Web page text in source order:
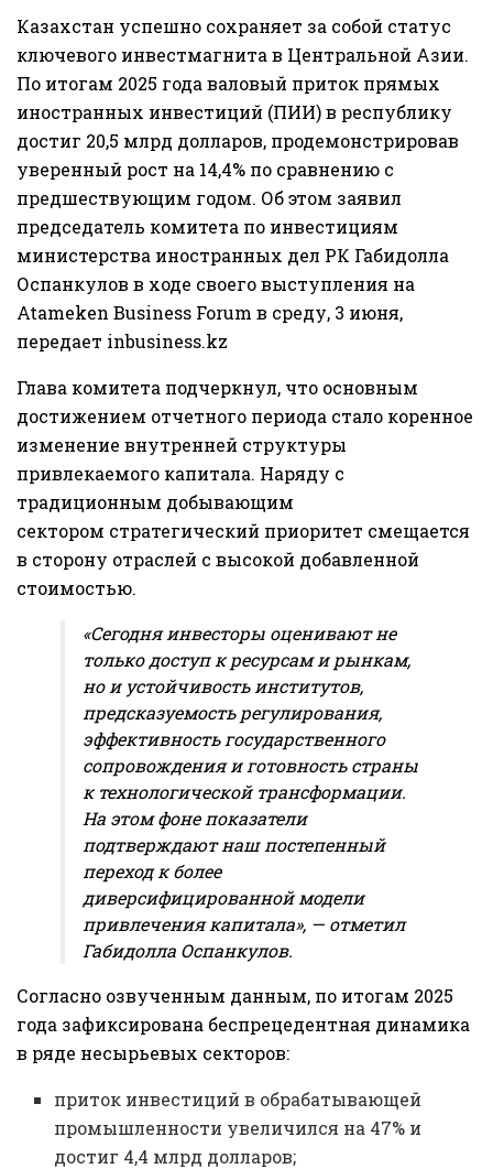
Казахстан успешно сохраняет за собой статус
ключевого инвестмагнита в Центральной Азии.
По итогам 2025 года валовый приток прямых
иностранных инвестиций (ПИИ) в республику
достиг 20,5 млрд долларов, продемонстрировав
уверенный рост на 14,4% по сравнению с
предшествующим годом. Об этом заявил
председатель комитета по инвестициям
министерства иностранных дел РК Габидолла
Оспанкулов в ходе своего выступления на
Atameken Business Forum в среду, 3 июня,
передает inbusiness.kz
Глава комитета подчеркнул, что основным
достижением отчетного периода стало коренное
изменение внутренней структуры
привлекаемого капитала. Наряду с
традиционным добывающим
сектором стратегический приоритет смещается
в сторону отраслей с высокой добавленной
стоимостью.
«Сегодня инвесторы оценивают не
только доступ к ресурсам и рынкам,
но и устойчивость институтов,
предсказуемость регулирования,
эффективность государственного
сопровождения и готовность страны
к технологической трансформации.
На этом фоне показатели
подтверждают наш постепенный
переход к более
диверсифицированной модели
привлечения капитала», — отметил
Габидолла Оспанкулов.
Согласно озвученным данным, по итогам 2025
года зафиксирована беспрецедентная динамика
в ряде несырьевых секторов:
приток инвестиций в обрабатывающей
промышленности увеличился на 47% и
достиг 4,4 млрд долларов;